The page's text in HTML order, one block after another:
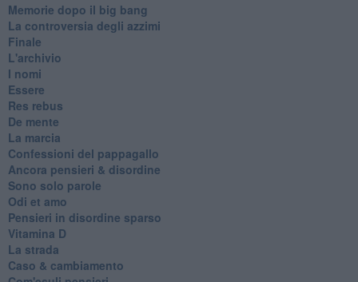
Memorie dopo il big bang
La controversia degli azzimi
Finale
L'archivio
I nomi
Essere
Res rebus
De mente
La marcia
Confessioni del pappagallo
Ancora pensieri & disordine
Sono solo parole
Odi et amo
Pensieri in disordine sparso
Vitamina D
La strada
Caso & cambiamento